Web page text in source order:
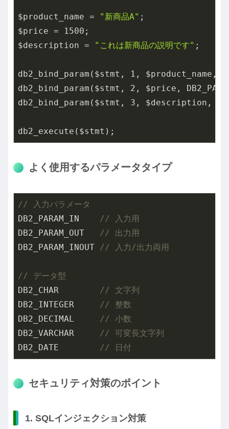
$product_name = "新商品A" ;
$price =
1500 ;
$description =
"これは新商品の説明です" ;
db2_bind_param($stmt, 1 , $product_name,
db2_bind_param($stmt, 2 , $price,
db2_bind_param($stmt, 3 , $description,
db2_execute($stmt);
よく使用するパラメータタイプ
// 入力パラメータ
DB2_PARAM_IN // 入力用
DB2_PARAM_OUT // 出力用
DB2_PARAM_INOUT // 入力/出力両用
// データ型
DB2_CHAR // 文字列
DB2_INTEGER // 整数
DB2_DECIMAL // 小数
DB2_VARCHAR // 可変長文字列
DB2_DATE // 日付
セキュリティ対策のポイント
1. SQLインジェクション対策